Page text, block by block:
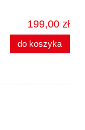
199,00 zł
do koszyka